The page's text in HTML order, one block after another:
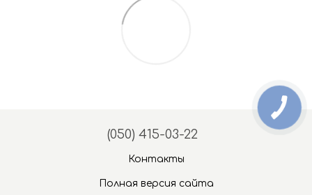
(050) 415-03-22
Контакты
Полная версия сайта